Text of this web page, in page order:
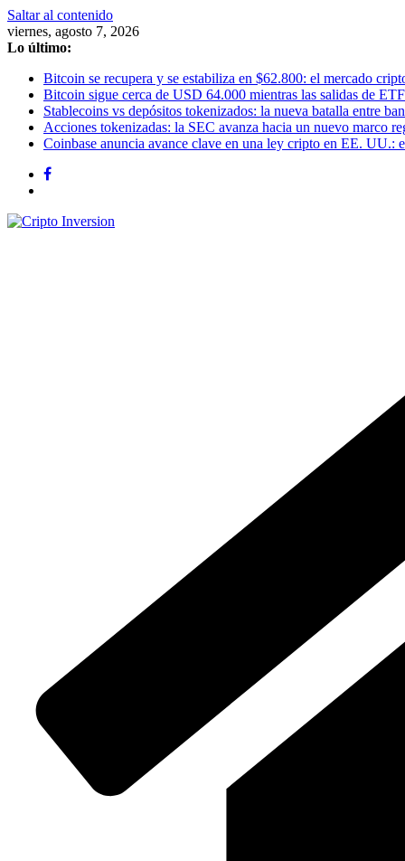
Saltar al contenido
viernes, agosto 7, 2026
Lo último:
Bitcoin se recupera y se estabiliza en $62.800: el mercado
Bitcoin sigue cerca de USD 64.000 mientras las salidas de
Stablecoins vs depósitos tokenizados: la nueva batalla entre
Acciones tokenizadas: la SEC avanza hacia un nuevo marco
Coinbase anuncia avance clave en una ley cripto en EE. UU.: